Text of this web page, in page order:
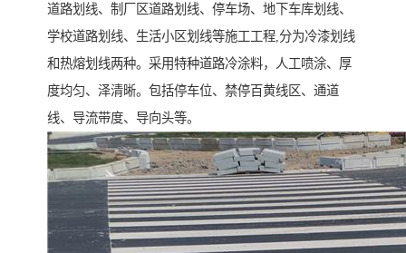
道路划线、制厂区道路划线、停车场、地下车库划线、
学校道路划线、生活小区划线等施工工程,分为冷漆划线
和热熔划线两种。采用特种道路冷涂料，人工喷涂、厚
度均匀、泽清晰。包括停车位、禁停百黄线区、通道
线、导流带度、导向头等。